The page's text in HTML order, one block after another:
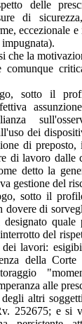
delle
di
eccezionale
che la
comunque
sotto il
dei
di preposto,
di lavoro dalle
detto la
gestione del
sotto il
di
quale
del
lavori:
della
alle
altri
252675; e si